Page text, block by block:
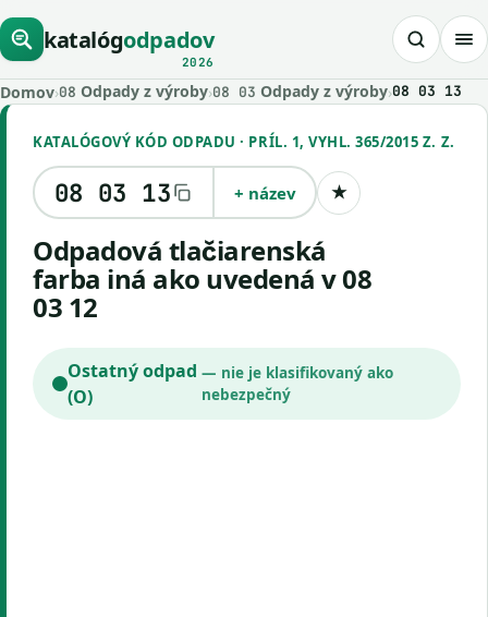
katalógodpadov
2026
Domov›08 Odpady z výroby›08 03 Odpady z výroby›08 03 13
KATALÓGOVÝ KÓD ODPADU · PRÍL. 1, VYHL. 365/2015 Z. Z.
08 03 13 + název ★Uložiť kód
odpadová tlačiarenská
farba iná ako uvedená v 08
03 12
Ostatný odpad
(O)
— nie je klasifikovaný ako
nebezpečný